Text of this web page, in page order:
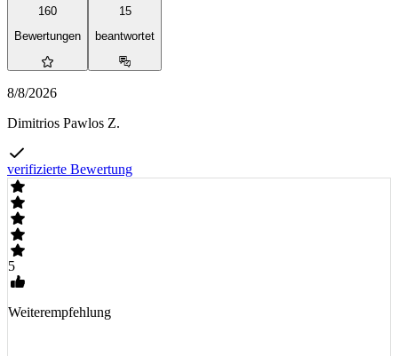
160
Bewertungen
15
beantwortet
8/8/2026
Dimitrios Pawlos Z.
verifizierte Bewertung
5
Weiterempfehlung